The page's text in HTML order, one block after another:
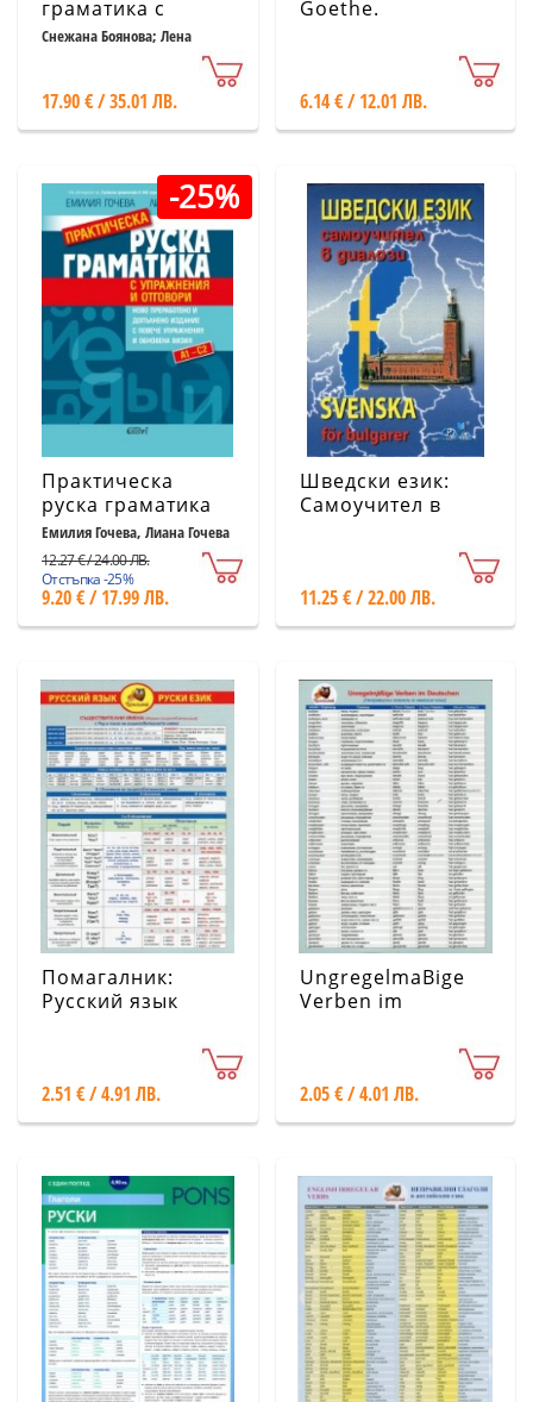
граматика с
упражнения
Снежана Боянова; Лена
17.90 € / 35.01 ЛВ.
Goethe.
разкази на
немски език )
6.14 € / 12.01 ЛВ.
-25%
Практическа
руска граматика
(с упражнения и
отговори)
Емилия Гочева, Лиана Гочева
12.27 € / 24.00 ЛВ.
Отстъпка -25%
9.20 € / 17.99 ЛВ.
Шведски език:
Самоучител в
11.25 € / 22.00 ЛВ.
Помагалник:
Русский язык
2.51 € / 4.91 ЛВ.
UngregelmaВige
Verben im
глаголи в немския
език)
2.05 € / 4.01 ЛВ.